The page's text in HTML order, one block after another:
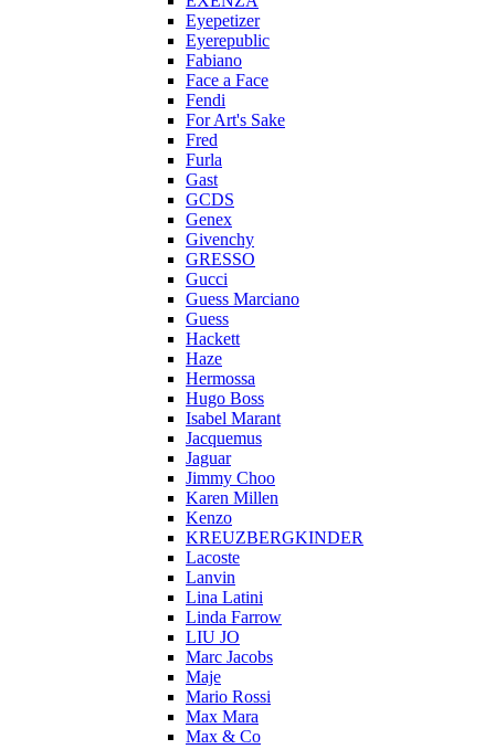
Eyepetizer
Eyerepublic
Fabiano
Face a Face
Fendi
For Art's Sake
Fred
Furla
Gast
GCDS
Genex
Givenchy
GRESSO
Gucci
Guess Marciano
Guess
Hackett
Haze
Hermossa
Hugo Boss
Isabel Marant
Jacquemus
Jaguar
Jimmy Choo
Karen Millen
Kenzo
KREUZBERGKINDER
Lacoste
Lanvin
Lina Latini
Linda Farrow
LIU JO
Marc Jacobs
Maje
Mario Rossi
Max Mara
Max & Co